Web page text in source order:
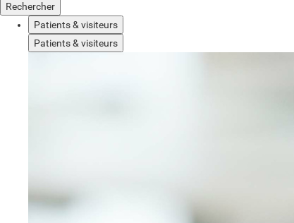
Rechercher
Patients & visiteurs
Patients & visiteurs